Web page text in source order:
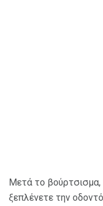
Μετά το βούρτσισμα,
ξεπλένετε την